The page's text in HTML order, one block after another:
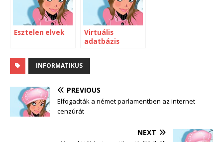
Esztelen elvek
Virtuális
adatbázis
INFORMATIKUS
PREVIOUS
Elfogadták a német parlamentben az internet
cenzúrát
NEXT